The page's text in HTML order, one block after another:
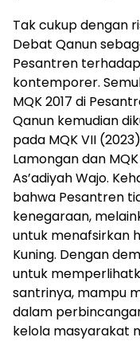
Tak cukup dengan
Debat Qanun
Pesantren
kontemporer.
MQK 2017 di
Qanun kemudian
pada MQK VII
Lamongan dan
As’adiyah Wajo.
bahwa Pesantren
kenegaraan,
untuk menafsirkan
Kuning. Dengan
untuk
santrinya, mampu
dalam
kelola masyarakat